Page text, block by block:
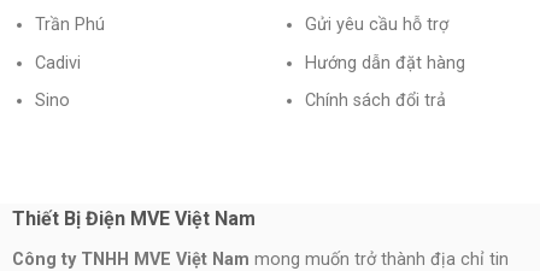
Gửi yêu cầu hỗ trợ
Hướng dẫn đặt hàng
Chính sách đổi trả
Trần Phú
Cadivi
Sino
Thiết Bị Điện MVE Việt Nam
Công ty TNHH MVE Việt Nam mong muốn trở thành địa chỉ tin